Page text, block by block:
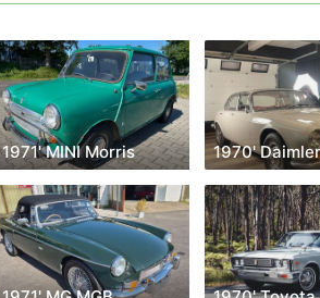
1971' MINI Morris